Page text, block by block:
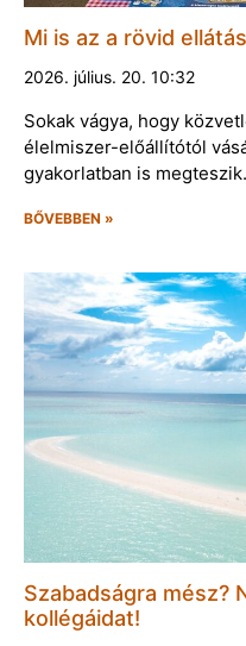
Mi is az a rövid
2026. július. 20. 10:32
Sokak vágya, hogy
élelmiszer-előállítótól
gyakorlatban is
BŐVEBBEN »
Szabadságra mész?
kollégáidat!